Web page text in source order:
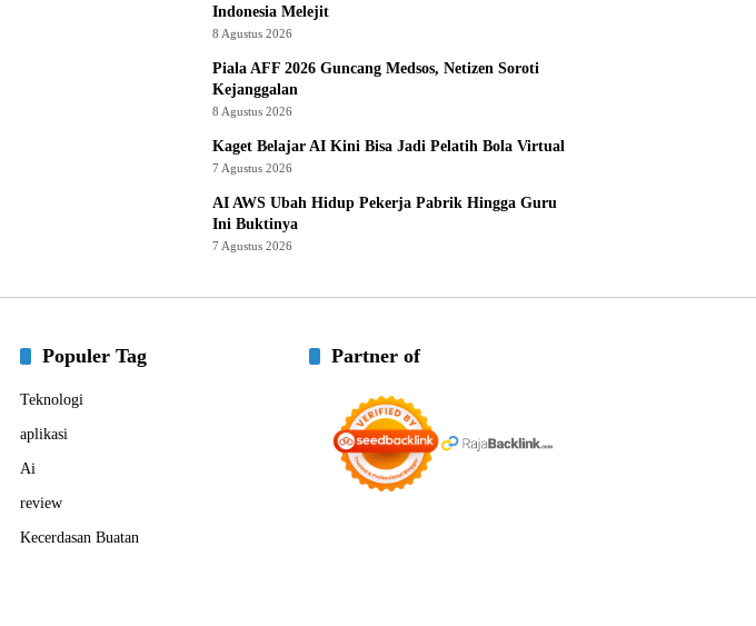
Indonesia Melejit
8 Agustus 2026
Piala AFF 2026 Guncang Medsos, Netizen Soroti
Kejanggalan
8 Agustus 2026
Kaget Belajar AI Kini Bisa Jadi Pelatih Bola Virtual
7 Agustus 2026
AI AWS Ubah Hidup Pekerja Pabrik Hingga Guru
Ini Buktinya
7 Agustus 2026
Populer Tag
Teknologi
aplikasi
Ai
review
Kecerdasan Buatan
Partner of